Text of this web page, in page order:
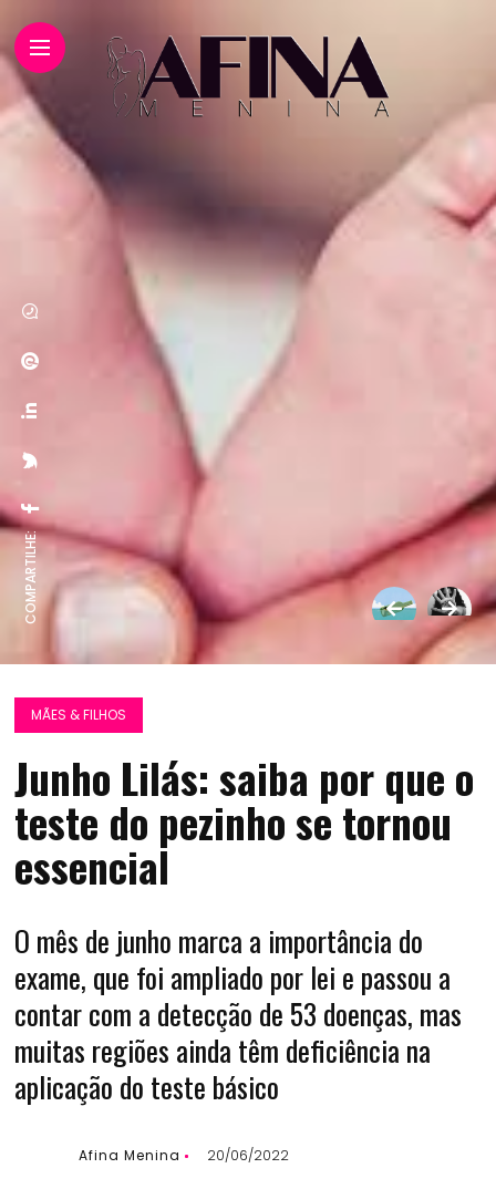
COMPARTILHE:
MÃES & FILHOS
Junho Lilás: saiba por que o
teste do pezinho se tornou
essencial
O mês de junho marca a importância do
exame, que foi ampliado por lei e passou a
contar com a detecção de 53 doenças, mas
muitas regiões ainda têm deficiência na
aplicação do teste básico
Afina Menina 20/06/2022